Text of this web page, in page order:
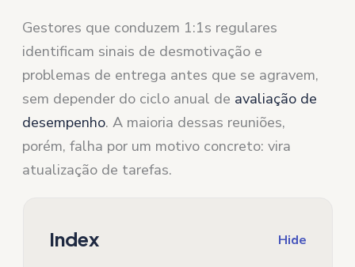
Gestores que conduzem 1:1s regulares
identificam sinais de desmotivação e
problemas de entrega antes que se agravem,
sem depender do ciclo anual de avaliação de
desempenho. A maioria dessas reuniões,
porém, falha por um motivo concreto: vira
atualização de tarefas.
Index Hide